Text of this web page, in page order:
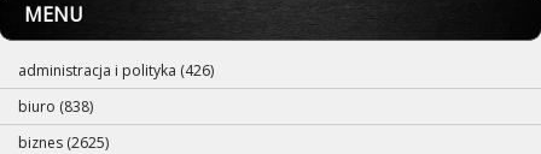
MENU
administracja i polityka (426)
biuro (838)
biznes (2625)